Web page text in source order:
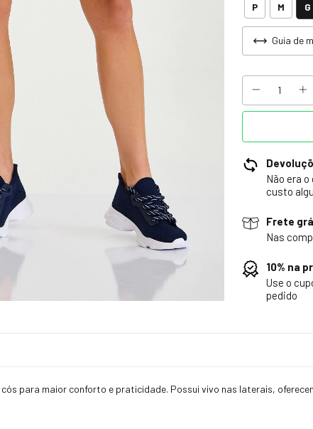
P M G
Guia de
Não era
custo
Frete
Nas
10% na
Use o
pedido
para maior conforto e praticidade. Possui vivo nas laterais,